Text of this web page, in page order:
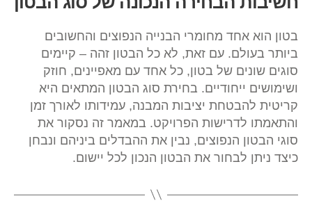
בטון הוא אחד מחומרי הבנייה הנפוצים והחשובים
ביותר בעולם. עם זאת, לא כל הבטון זהה – קיימים
סוגים שונים של בטון, כל אחד עם מאפיינים, חוזק
ושימושים ייחודיים. בחירת סוג הבטון המתאים היא
קריטית להבטחת יציבות המבנה, עמידותו לאורך זמן
והתאמתו לדרישות הפרויקט. במאמר זה נסקור את
סוגי הבטון הנפוצים, נבין את ההבדלים ביניהם ונבחן
כיצד ניתן לבחור את הבטון הנכון לכל יישום.